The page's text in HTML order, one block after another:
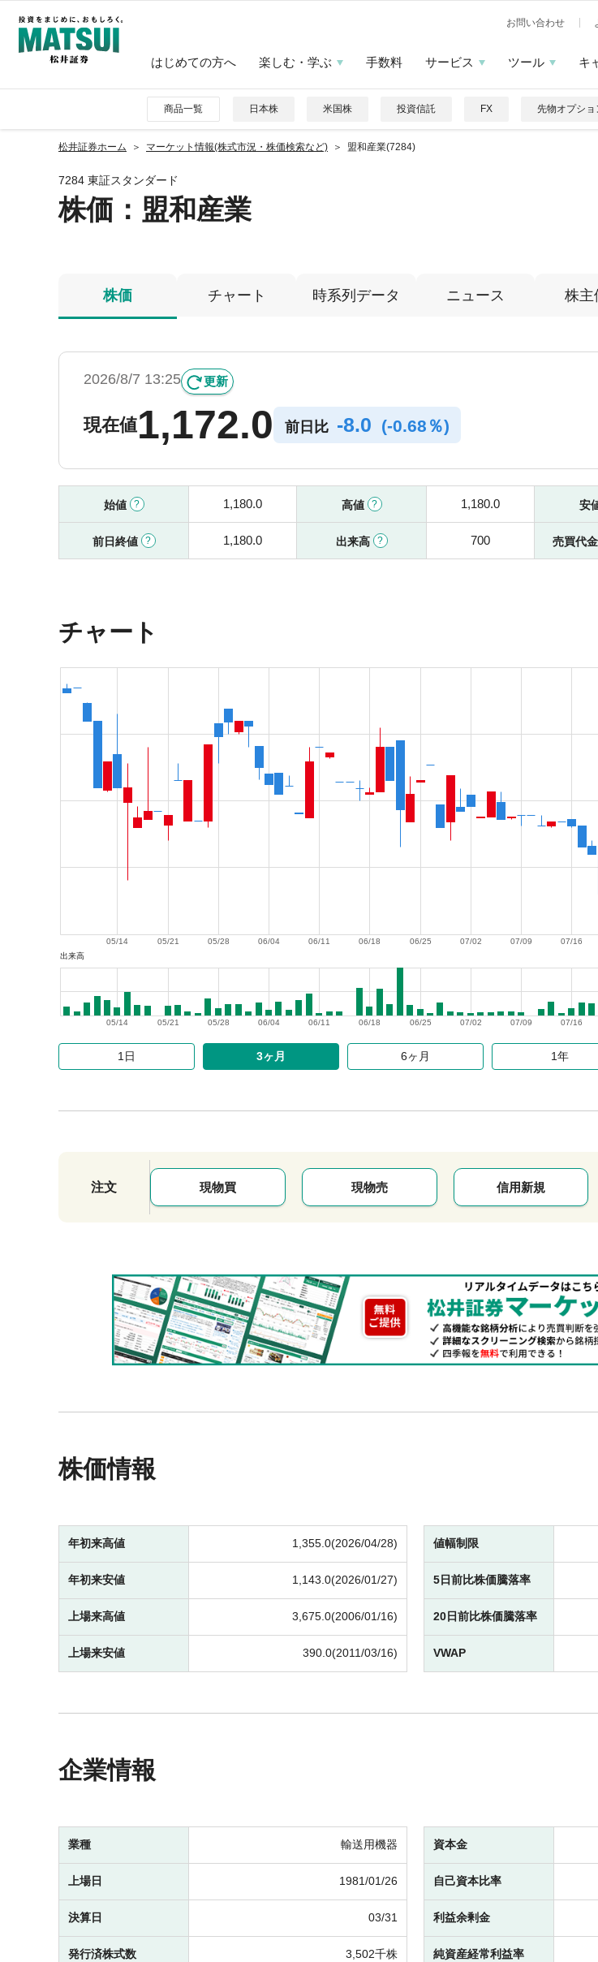
お問い合わせ
はじめての方へ 楽しむ・学ぶ 手数料 サービス ツール キ
商品一覧 日本株 米国株 投資信託 FX 先物オプショ
松井証券ホーム マーケット情報(株式市況・株価検索など) 盟和産業(7284)
7284 東証スタンダード
株価 ：盟和産業
株価 チャート 時系列データ ニュース 株主
2026/8/7 13:25 更新
現在値1,172.0 前日比 -8.0 (-0.68％)
始値 1,180.0 高値 1,180.0 安
前日終値 1,180.0 出来高 700 売買代
チャート
07/16
07/09
07/02
06/25
06/18
06/11
06/04
05/28
05/21
05/14
出来高
07/16
07/09
07/02
06/25
06/18
06/11
06/04
05/28
05/21
05/14
1日 3ヶ月 6ヶ月 1年
注文 現物買 現物売 信用新規
株価情報
年初来高値 1,355.0(2026/04/28)
年初来安値 1,143.0(2026/01/27)
上場来高値 3,675.0(2006/01/16)
上場来安値 390.0(2011/03/16)
値幅制限
5日前比株価騰落率
20日前比株価騰落率
VWAP
企業情報
業種 輸送用機器
上場日 1981/01/26
決算日 03/31
発行済株式数 3,502千株
資本金
自己資本比率
利益余剰金
純資産経常利益率